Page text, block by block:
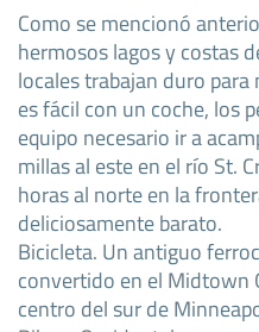
Como se mencionó
hermosos lagos y costas
locales trabajan duro
es fácil con un coche, los
equipo necesario ir a
millas al este en el río St.
horas al norte en la
deliciosamente barato.
Bicicleta. Un antiguo
convertido en el Midtown
centro del sur de